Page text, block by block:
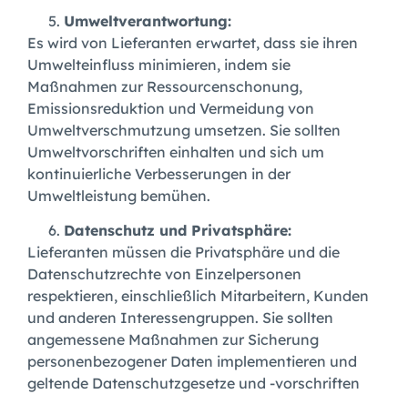
Umweltverantwortung:
Es wird von Lieferanten erwartet, dass sie ihren
Umwelteinfluss minimieren, indem sie
Maßnahmen zur Ressourcenschonung,
Emissionsreduktion und Vermeidung von
Umweltverschmutzung umsetzen. Sie sollten
Umweltvorschriften einhalten und sich um
kontinuierliche Verbesserungen in der
Umweltleistung bemühen.
Datenschutz und Privatsphäre:
Lieferanten müssen die Privatsphäre und die
Datenschutzrechte von Einzelpersonen
respektieren, einschließlich Mitarbeitern, Kunden
und anderen Interessengruppen. Sie sollten
angemessene Maßnahmen zur Sicherung
personenbezogener Daten implementieren und
geltende Datenschutzgesetze und -vorschriften